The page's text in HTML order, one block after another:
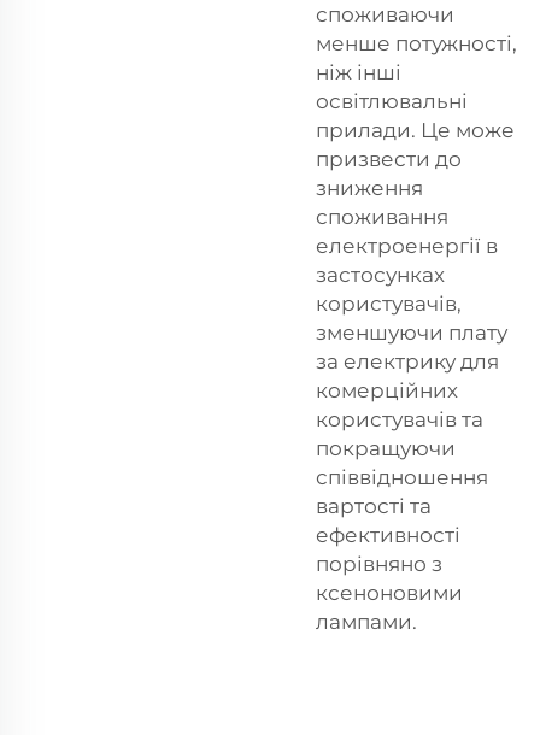
споживаючи
менше потужності,
ніж інші
освітлювальні
прилади. Це може
призвести до
зниження
споживання
електроенергії в
застосунках
користувачів,
зменшуючи плату
за електрику для
комерційних
користувачів та
покращуючи
співвідношення
вартості та
ефективності
порівняно з
ксеноновими
лампами.